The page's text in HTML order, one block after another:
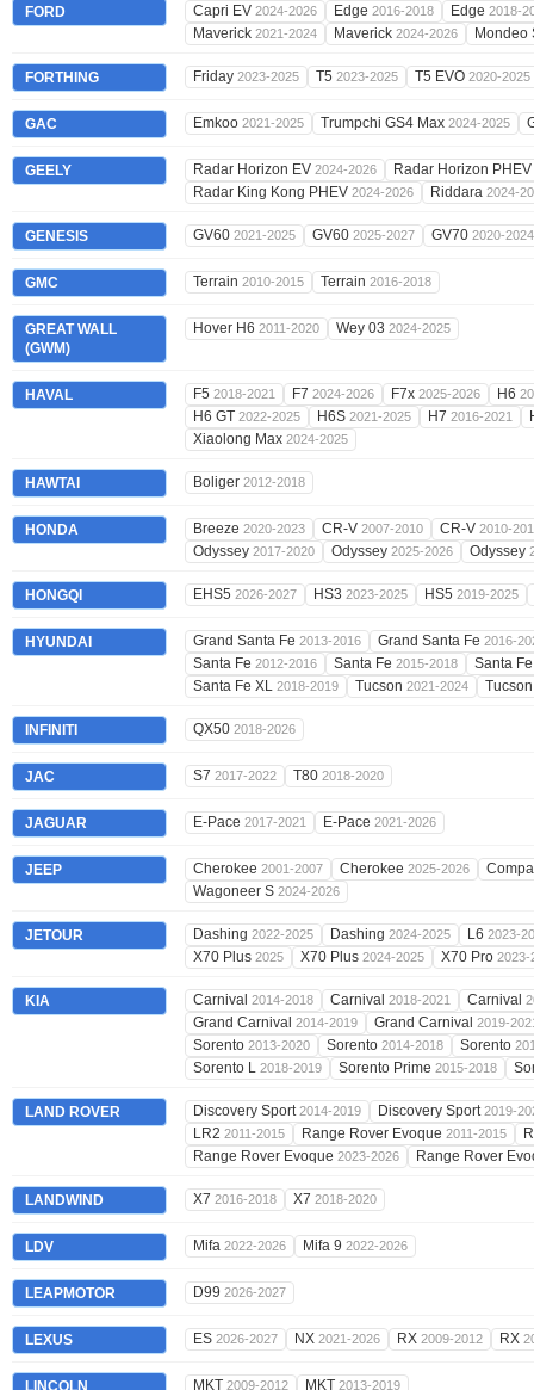
FORD Capri EV 2024-2026 Edge 2016-2018 Edge 2018-
Maverick 2021-2024 Maverick 2024-2026 Mondeo
FORTHING Friday 2023-2025 T5 2023-2025 T5 EVO 2020-2025
GAC Emkoo 2021-2025 Trumpchi GS4 Max 2024-2025
GEELY Radar Horizon EV 2024-2026
Radar Horizon PHEV
Radar King Kong PHEV 2024-2026 Riddara 2024-
GENESIS GV60 2021-2025 GV60 2025-2027 GV70 2020-2024
GMC Terrain 2010-2015 Terrain 2016-2018
GREAT WALL
(GWM)
Hover H6 2011-2020 Wey 03 2024-2025
HAVAL F5 2018-2021 F7 2024-2026 F7x 2025-2026 H6
H6 GT 2022-2025 H6S 2021-2025 H7 2016-2021
Xiaolong Max 2024-2025
HAWTAI Boliger 2012-2018
HONDA Breeze 2020-2023 CR-V 2007-2010 CR-V 2010-
Odyssey 2017-2020 Odyssey 2025-2026 Odyssey
HONGQI EHS5 2026-2027 HS3 2023-2025 HS5 2019-2025
HYUNDAI Grand Santa Fe 2013-2016 Grand Santa Fe 2016-
Santa Fe 2012-2016 Santa Fe 2015-2018
Santa
Santa Fe XL 2018-2019 Tucson 2021-2024
INFINITI QX50 2018-2026
JAC S7 2017-2022 T80 2018-2020
JAGUAR E-Pace 2017-2021 E-Pace 2021-2026
JEEP Cherokee 2001-2007 Cherokee 2025-2026
Wagoneer S 2024-2026
JETOUR Dashing 2022-2025 Dashing 2024-2025 L6 2023-
X70 Plus 2025 X70 Plus 2024-2025 X70 Pro 2023-
KIA Carnival 2014-2018 Carnival 2018-2021 Carnival
Grand Carnival 2014-2019 Grand Carnival 2019-
Sorento 2013-2020 Sorento 2014-2018 Sorento
Sorento L 2018-2019 Sorento Prime 2015-2018
LAND ROVER Discovery Sport2014-2019 Discovery Sport2019-
LR2 2011-2015 Range Rover Evoque 2011-2015
Range Rover Evoque 2023-2026 Range Rover
LANDWIND X7 2016-2018 X7 2018-2020
LDV Mifa 2022-2026 Mifa 9 2022-2026
LEAPMOTOR D99 2026-2027
LEXUS ES 2026-2027 NX 2021-2026 RX 2009-2012 RX
LINCOLN MKT 2009-2012 MKT 2013-2019